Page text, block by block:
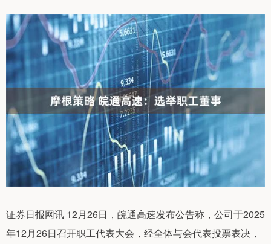
证券日报网讯 12月26日，皖通高速发布公告称，公司于2025
年12月26日召开职工代表大会，经全体与会代表投票表决，